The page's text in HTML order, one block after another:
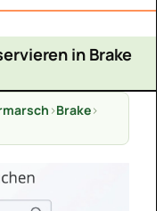
in Brake
>Brake>